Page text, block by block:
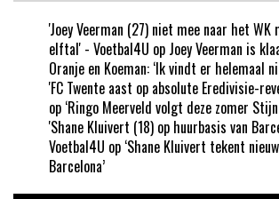
'Joey Veerman (27) niet mee naar het
elftal' - Voetbal4U op Joey Veerman is
Oranje en Koeman: ‘Ik vindt er helemaal
'FC Twente aast op absolute Eredivisie-
op ‘Ringo Meerveld volgt deze zomer
'Shane Kluivert (18) op huurbasis van
Voetbal4U op ‘Shane Kluivert tekent
Barcelona’